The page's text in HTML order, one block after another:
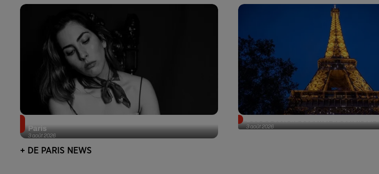
3 août 2026
Paris
3 août 2026
+ DE PARIS NEWS